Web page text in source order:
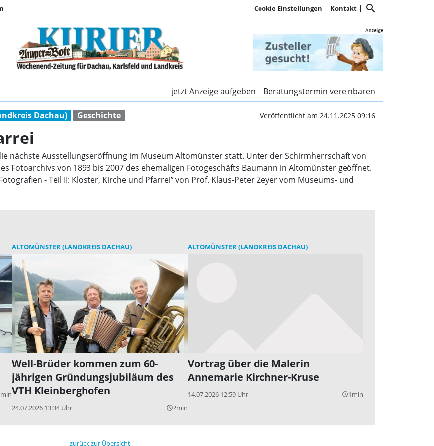
Cookie Einstellungen Kontakt search
Kloster, Kirche und Pfarrei | Kurier Dachau
jetzt Anzeige aufgeben Beratungstermin vereinbaren
Dachau) Geschichte Veröffentlicht am 24.11.2025 09:16
nächste Ausstellungseröffnung im Museum Altomünster statt. Unter der Schirmherrschaft von
Fotoarchivs von 1893 bis 2007 des ehemaligen Fotogeschäfts Baumann in Altomünster geöffnet.
- Teil II: Kloster, Kirche und Pfarrei” von Prof. Klaus-Peter Zeyer vom Museums- und
ALTOMÜNSTER (LANDKREIS DACHAU)
Well-Brüder kommen zum 60-
jährigen Gründungsjubiläum des
VTH Kleinberghofen
24.07.2026 13:34 Uhr query_builder2min
ALTOMÜNSTER (LANDKREIS DACHAU)
Vortrag über die Malerin
Annemarie Kirchner-Kruse
14.07.2026 12:59 Uhr query_builder1min
zurück zur Übersicht